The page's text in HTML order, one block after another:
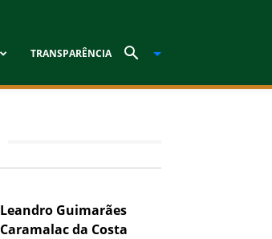
TRANSPARÊNCIA
Leandro Guimarães
Caramalac da Costa